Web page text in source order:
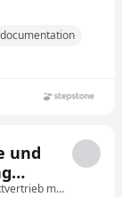
documentation
und
Haspa Direkt Servicegesellschaft für Direktvertrieb mbH